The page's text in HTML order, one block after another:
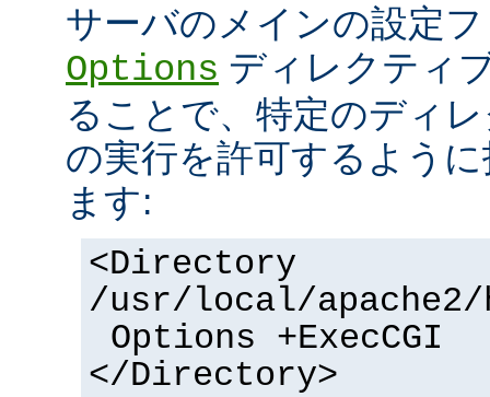
サーバのメインの設定
Options ディレクティ
ることで、特定のディ
の実行を許可するよう
ます:
<Directory
/usr/local/apache2/
Options +ExecCGI
</Directory>